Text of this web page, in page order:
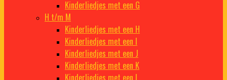
Kinderliedjes met een G
H t/m M
Kinderliedjes met een H
Kinderliedjes met een I
Kinderliedjes met een J
Kinderliedjes met een K
Kinderliedjes met een L